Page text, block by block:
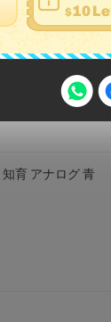
ツ時計 電波機能は
育 アナログ 青